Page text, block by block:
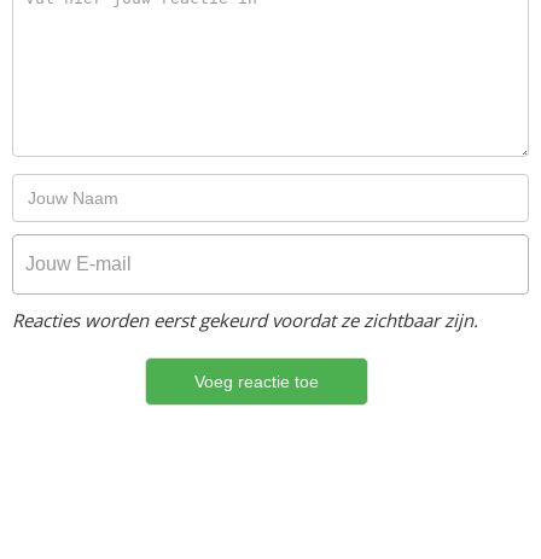
Reacties worden eerst gekeurd voordat ze zichtbaar zijn.